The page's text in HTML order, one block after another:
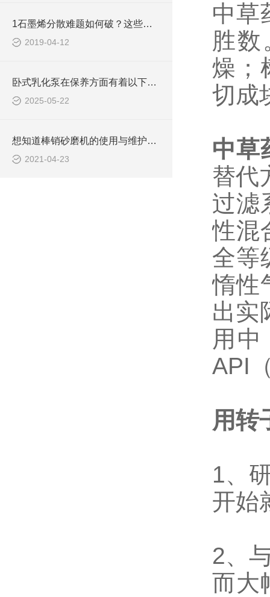
1石墨烯分散难题如何破？这些办法能帮您！
2019-04-12
卧式乳化泵在保养方面有着以下技巧
2025-05-22
想知道棒销砂磨机的使用与维护吗？
2021-04-23
中草
胜
燥；
切成
中草
替代
过滤
性混
全等
惰性
出实
用
API
用转
1、
开始
2、
而大